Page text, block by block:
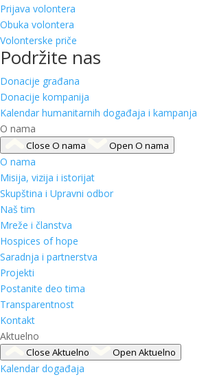
Prijava volontera
Obuka volontera
Volonterske priče
Podržite nas
Donacije građana
Donacije kompanija
Kalendar humanitarnih događaja i kampanja
O nama
Close O nama Open O nama
O nama
Misija, vizija i istorijat
Skupština i Upravni odbor
Naš tim
Mreže i članstva
Hospices of hope
Saradnja i partnerstva
Projekti
Postanite deo tima
Transparentnost
Kontakt
Aktuelno
Close Aktuelno Open Aktuelno
Kalendar događaja